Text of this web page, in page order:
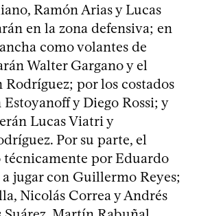
Ramón Arias y Lucas
en la zona defensiva; en
como volantes de
Walter Gargano y el
Rodríguez; por los costados
y Diego Rossi; y
Lucas Viatri y
Por su parte, el
por Eduardo
jugar con Guillermo Reyes;
Nicolás Correa y Andrés